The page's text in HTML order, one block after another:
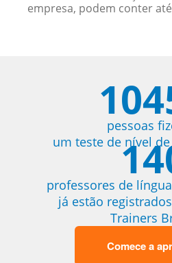
empresa, podem conter
pessoas
um teste de nível
professores de
já estão
Trainers
Comece a